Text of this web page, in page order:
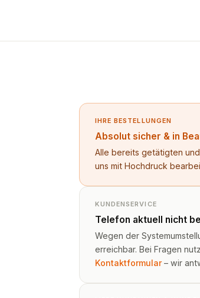
IHRE BESTELLUNGEN
Absolut sicher & in
Alle bereits getätigten
uns mit Hochdruck
KUNDENSERVICE
Telefon aktuell nicht
Wegen der
erreichbar. Bei Fragen
Kontaktformular– wir